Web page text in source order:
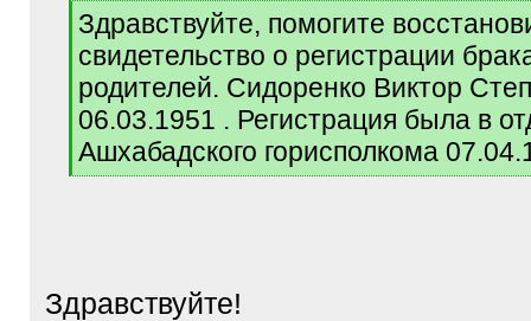
[
q
]
Здравствуйте, помогите
свидетельство о регистрации
родителей. Сидоренко Виктор
06.03.1951 . Регистрация была в
Ашхабадского горисполкома
[
Здравствуйте!